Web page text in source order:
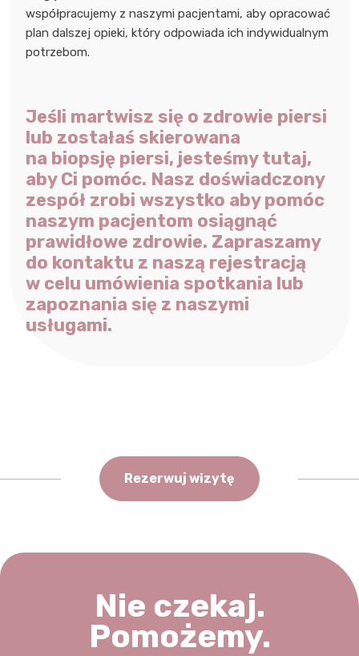
współpracujemy z naszymi pacjentami, aby opracować
plan dalszej opieki, który odpowiada ich indywidualnym
potrzebom.
Jeśli martwisz się o zdrowie piersi
lub zostałaś skierowana
na biopsję piersi, jesteśmy tutaj,
aby Ci pomóc. Nasz doświadczony
zespół zrobi wszystko aby pomóc
naszym pacjentom osiągnąć
prawidłowe zdrowie. Zapraszamy
do kontaktu z naszą rejestracją
w celu umówienia spotkania lub
zapoznania się z naszymi
usługami.
Rezerwuj wizytę
Nie czekaj.
Pomożemy.